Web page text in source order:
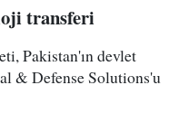
transferi
Pakistan'ın devlet
& Defense Solutions'u